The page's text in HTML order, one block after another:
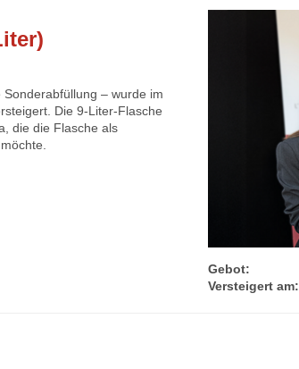
– wurde im
Die 9-Liter-Flasche
die die Flasche als
Gebot:
Versteigert am: